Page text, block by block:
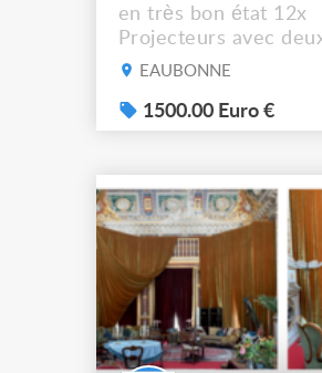
en très bon état 12x
Projecteurs avec
de filtre filtre Lustr
system – seven colour
LEDs providing the
in any LED fixture
Incandescent-quality
with low power
consumption The
permanence of a
hour...
EAUBONNE
1500.00 Euro €